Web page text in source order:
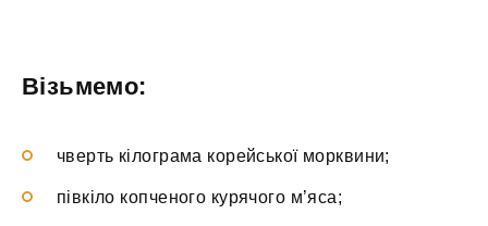
Візьмемо:
чверть кілограма корейської морквини;
півкіло копченого курячого м’яса;